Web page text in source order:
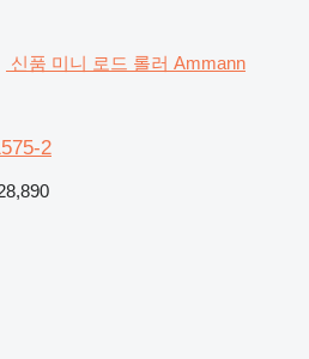
신품 미니 로드 롤러 Ammann
2